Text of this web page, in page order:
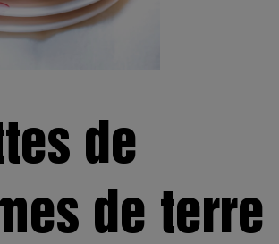
de
de terre